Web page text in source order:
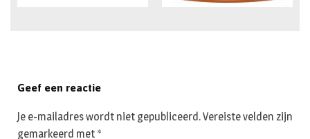
Geef een reactie
Je e-mailadres wordt niet gepubliceerd.Vereiste velden zijn
gemarkeerd met *